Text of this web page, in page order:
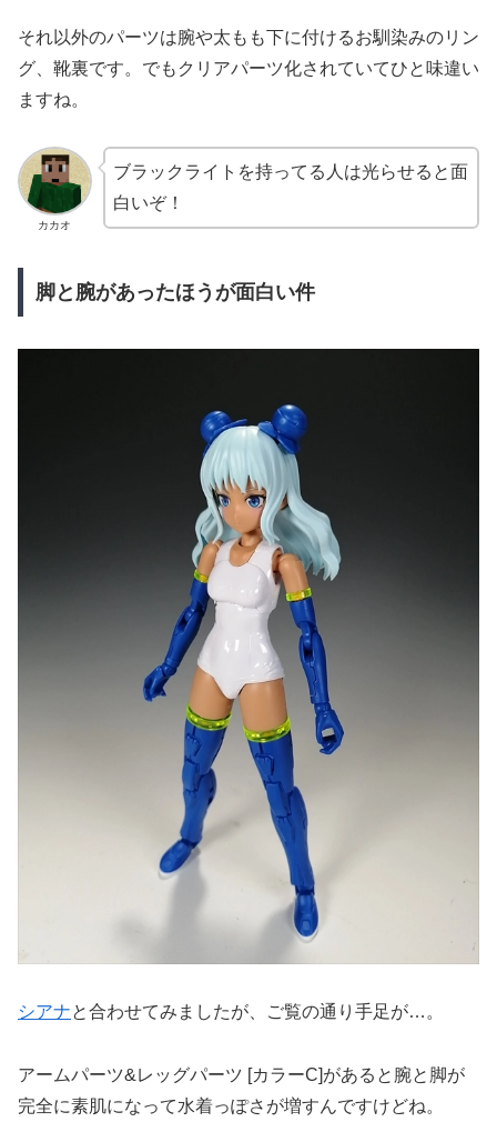
それ以外のパーツは腕や太もも下に付けるお馴染みのリン
グ、靴裏です。でもクリアパーツ化されていてひと味違い
ますね。
カカオ
ブラックライトを持ってる人は光らせると面
白いぞ！
脚と腕があったほうが面白い件
シアナと合わせてみましたが、ご覧の通り手足が…。
アームパーツ&レッグパーツ [カラーC]があると腕と脚が
完全に素肌になって水着っぽさが増すんですけどね。